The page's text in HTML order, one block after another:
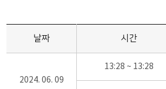
날짜 시간
2024. 06. 09
13:28 ~ 13:28